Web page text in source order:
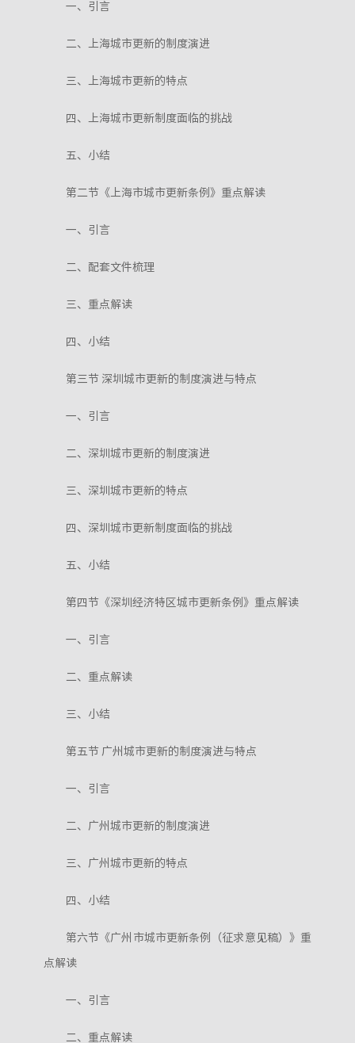
一、引言
二、上海城市更新的制度演进
三、上海城市更新的特点
四、上海城市更新制度面临的挑战
五、小结
第二节《上海市城市更新条例》重点解读
一、引言
二、配套文件梳理
三、重点解读
四、小结
第三节 深圳城市更新的制度演进与特点
一、引言
二、深圳城市更新的制度演进
三、深圳城市更新的特点
四、深圳城市更新制度面临的挑战
五、小结
第四节《深圳经济特区城市更新条例》重点解读
一、引言
二、重点解读
三、小结
第五节 广州城市更新的制度演进与特点
一、引言
二、广州城市更新的制度演进
三、广州城市更新的特点
四、小结
第六节《广州市城市更新条例（征求意见稿）》重
点解读
一、引言
二、重点解读